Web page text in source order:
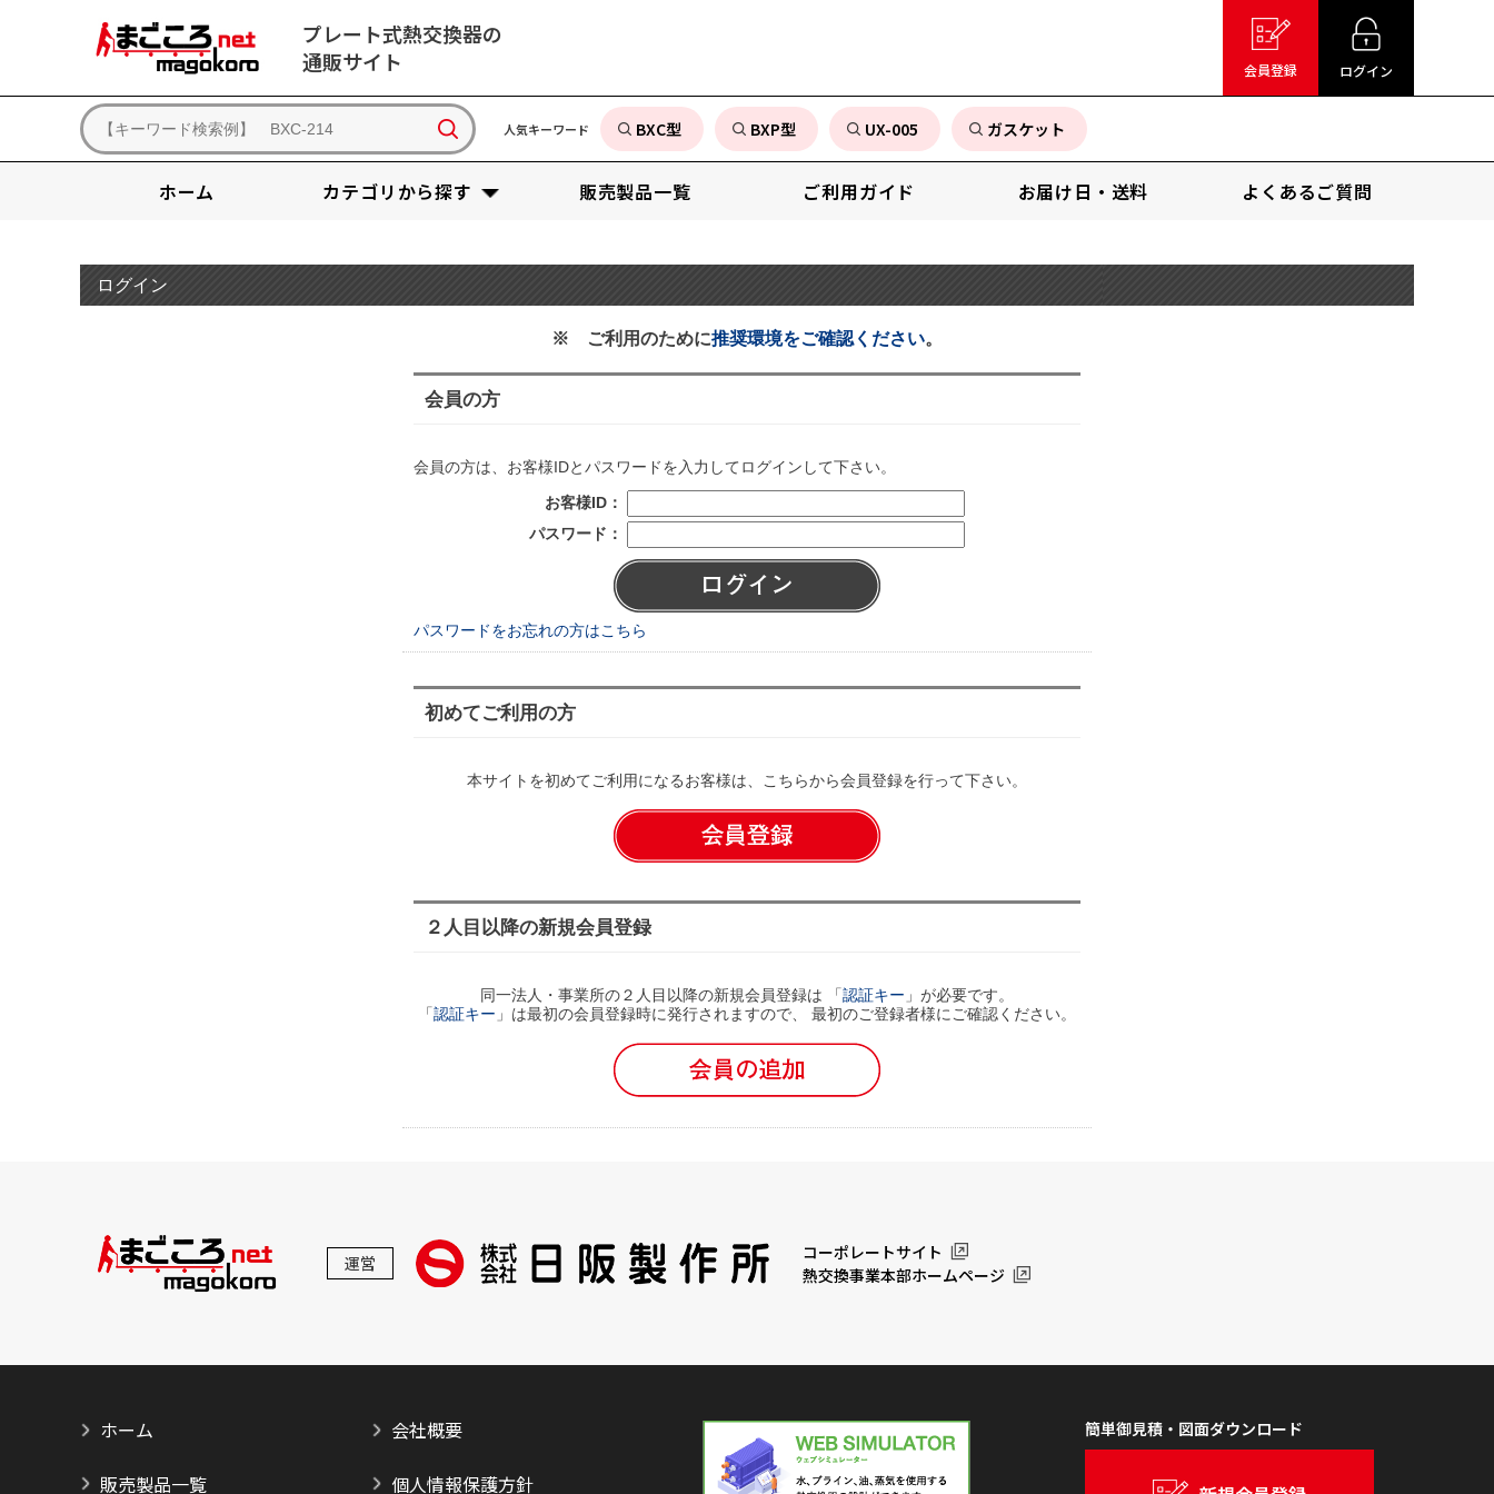
プレート式熱交換器の
通販サイト
会員登録 ログイン
人気キーワード BXC型 BXP型 UX-005 ガスケット
ホーム カテゴリから探す 販売製品一覧 ご利用ガイド お届け日・送料 よくあるご質問
ログイン
※ ご利用のために推奨環境をご確認ください。
会員の方
会員の方は、お客様IDとパスワードを入力してログインして下さい。
お客様ID：
パスワード：
パスワードをお忘れの方はこちら
初めてご利用の方
本サイトを初めてご利用になるお客様は、こちらから会員登録を行って下さい。
２人目以降の新規会員登録
同一法人・事業所の２人目以降の新規会員登録は 「認証キー 」が必要です。
「認証キー 」は最初の会員登録時に発行されますので、 最初のご登録者様にご確認ください。
運営
コーポレートサイト
熱交換事業本部ホームページ
ホーム
販売製品一覧
会社概要
個人情報保護方針
簡単御見積・図面ダウンロード